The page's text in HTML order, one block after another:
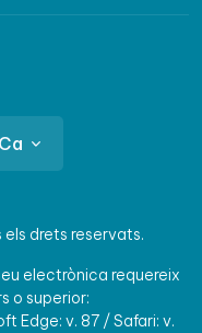
Ca
drets reservats.
electrònica requereix
o superior:
Edge: v. 87 / Safari: v.